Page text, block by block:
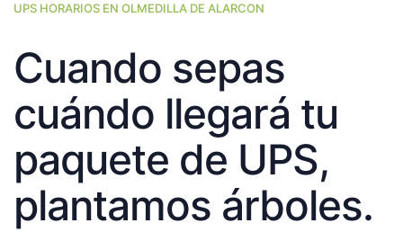
UPS HORARIOS EN OLMEDILLA DE ALARCON
Cuando sepas
cuándo llegará tu
paquete de UPS,
plantamos árboles.